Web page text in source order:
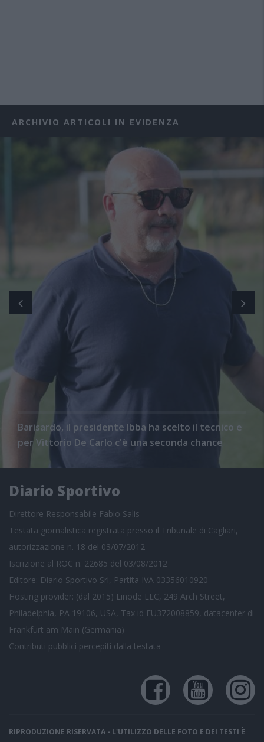
ARCHIVIO ARTICOLI IN EVIDENZA
Barisardo, il presidente Ibba ha scelto il tecnico e
per Vittorio De Carlo c'è una seconda chance
Diario Sportivo
Direttore Responsabile Fabio Salis
Testata giornalistica registrata presso il Tribunale di Cagliari,
autorizzazione n. 18 del 03/07/2012
Iscrizione al ROC n. 22685 del 03/08/2012
Editore: Diario Sportivo Srl, Partita IVA 03356010920
Hosting provider: (dal 2015) Linode LLC, 249 Arch Street,
Philadelphia, PA 19106, USA, Tax id EU372008859, datacenter di
Frankfurt am Main (Germania)
Contributi pubblici percepiti dalla testata
RIPRODUZIONE RISERVATA - L'UTILIZZO DELLE FOTO E DEI TESTI È